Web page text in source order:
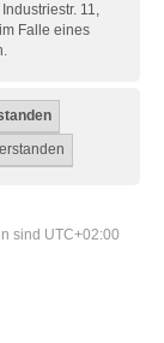
11,
Falle eines
sind UTC+02:00